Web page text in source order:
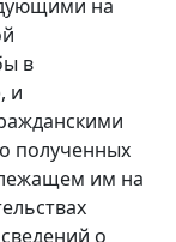
на
в
и
полученных
им на
о